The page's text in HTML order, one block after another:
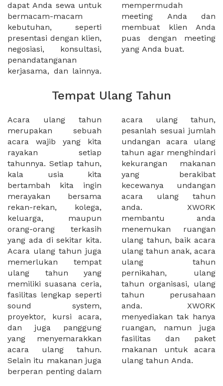
dapat Anda sewa untuk
bermacam-macam
kebutuhan, seperti
presentasi dengan klien,
negosiasi, konsultasi,
penandatanganan
kerjasama, dan lainnya.
mempermudah
meeting Anda dan
membuat klien Anda
puas dengan meeting
yang Anda buat.
Tempat Ulang Tahun
Acara ulang tahun
merupakan sebuah
acara wajib yang kita
rayakan setiap
tahunnya. Setiap tahun,
kala usia kita
bertambah kita ingin
merayakan bersama
rekan-rekan, kolega,
keluarga, maupun
orang-orang terkasih
yang ada di sekitar kita.
Acara ulang tahun juga
memerlukan tempat
ulang tahun yang
memiliki suasana ceria,
fasilitas lengkap seperti
sound system,
proyektor, kursi acara,
dan juga panggung
yang menyemarakkan
acara ulang tahun.
Selain itu makanan juga
berperan penting dalam
acara ulang tahun,
pesanlah sesuai jumlah
undangan acara ulang
tahun agar menghindari
kekurangan makanan
yang berakibat
kecewanya undangan
acara ulang tahun
anda. XWORK
membantu anda
menemukan ruangan
ulang tahun, baik acara
ulang tahun anak, acara
ulang tahun
pernikahan, ulang
tahun organisasi, ulang
tahun perusahaan
anda. XWORK
menyediakan tak hanya
ruangan, namun juga
fasilitas dan paket
makanan untuk acara
ulang tahun Anda.